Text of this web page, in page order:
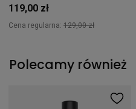
119,00 zł
Cena regularna: 129,00 zł
Polecamy również